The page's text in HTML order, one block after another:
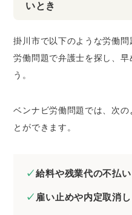
いとき
掛川市で以下のような労働
労働問題で弁護士を探し、
う。
ベンナビ労働問題では、次
とができます。
給料や残業代の不払い
雇い止めや内定取消し